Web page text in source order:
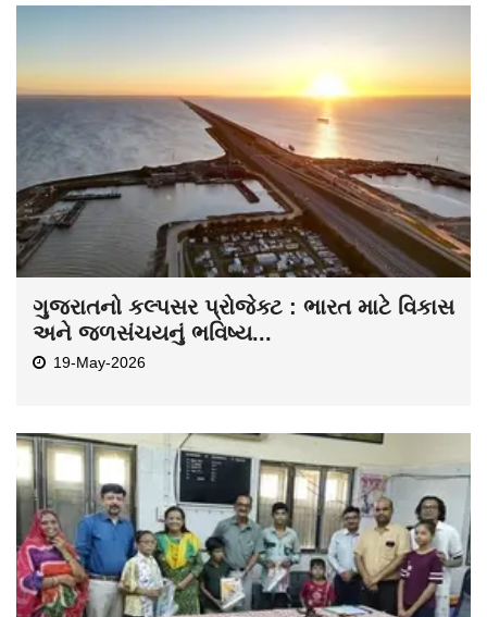
ગુજરાતનો કલ્પસર પ્રોજેક્ટ : ભારત માટે વિકાસ
અને જળસંચયનું ભવિષ્ય...
19-May-2026